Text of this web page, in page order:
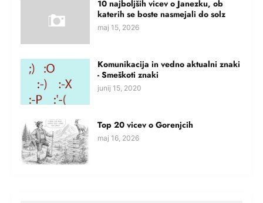
10 najboljših vicev o Janezku, ob
katerih se boste nasmejali do solz
maj 15, 2026
Komunikacija in vedno aktualni znaki
- Smeškoti znaki
junij 15, 2020
Top 20 vicev o Gorenjcih
maj 16, 2026